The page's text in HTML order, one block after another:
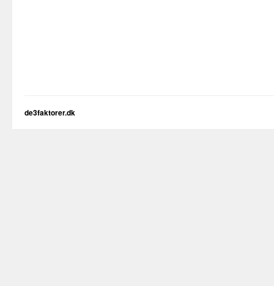
de3faktorer.dk